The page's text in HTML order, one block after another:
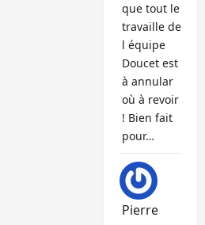
que tout le
travaille de
l équipe
Doucet est
à annular
où à revoir
! Bien fait
pour…
Pierre